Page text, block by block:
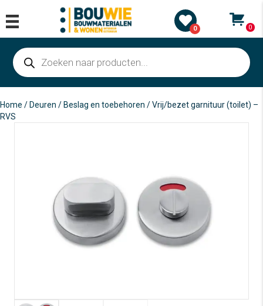
0 0
Producten
zoeken
Home / Deuren / Beslag en toebehoren / Vrij/bezet garnituur (toilet) –
RVS